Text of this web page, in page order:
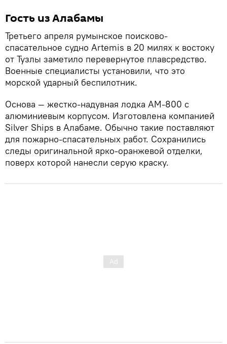
Гость из Алабамы
Третьего апреля румынское поисково-
спасательное судно Artemis в 20 милях к востоку
от Тузлы заметило перевернутое плавсредство.
Военные специалисты установили, что это
морской ударный беспилотник.
Основа — жестко-надувная лодка AM-800 с
алюминиевым корпусом. Изготовлена компанией
Silver Ships в Алабаме. Обычно такие поставляют
для пожарно-спасательных работ. Сохранились
следы оригинальной ярко-оранжевой отделки,
поверх которой нанесли серую краску.